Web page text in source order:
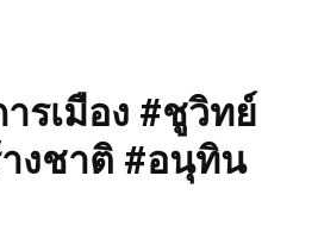
รเมือง #ชูวิทย์
งชาติ #อนุทิน